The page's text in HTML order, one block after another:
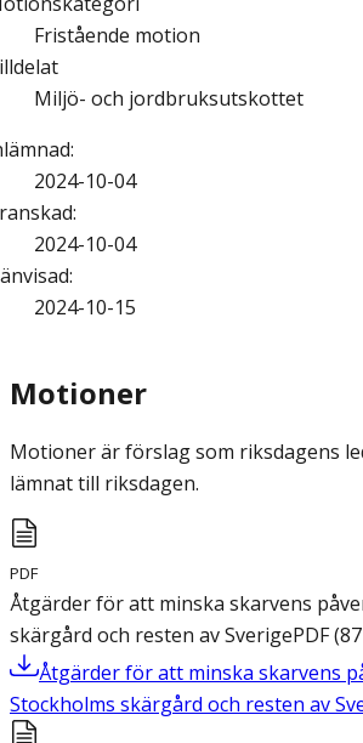
Fristående motion
Miljö- och jordbruksutskottet
:
2024-10-04
:
2024-10-04
:
2024-10-15
Motioner
Motioner är förslag som riksdagens
lämnat till riksdagen.
PDF
Åtgärder för att minska skarvens
skärgård och resten av SverigePDF(87
Åtgärder för att minska skarvens
Stockholms skärgård och resten av